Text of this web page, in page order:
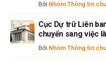
Bởi Nhóm Thông tin
Cục Dự trữ Liên
chuyển sang việc
Bởi Nhóm Thông tin